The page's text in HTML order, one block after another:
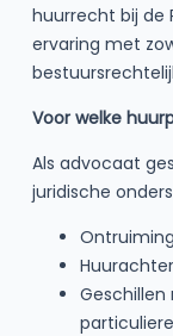
huurrecht bij de
ervaring met
Voor welke
Als advocaat
juridische